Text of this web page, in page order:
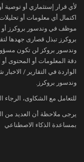
لتوقعات الفائدة،
الفيدرالي من
وتتوقّع الأسواق
التضخّم من 3.0% إلى 3.1%.
كما سوف نكون يوم
الأسبوعية ومؤشر
لذلك، قد نرى حالة
اليوم لحين صدور
ربما يهمّك أيضاً:
لأي قرار إستثماري أو توصية
اكتمال أي معلومات أو
موظف في وندسور بروكرز
بروكرز تبذل قصارى جهدها
وندسور بروكز لن تكون
دقة المعلومات أو المحتوى
الواردة في التقارير /
وندسور بروكرز.
للتعامل مع الشكاوى، الرجاء
يرجى ملاحظة أن العديد من
بمساعدة الذكاء الاصطناعي